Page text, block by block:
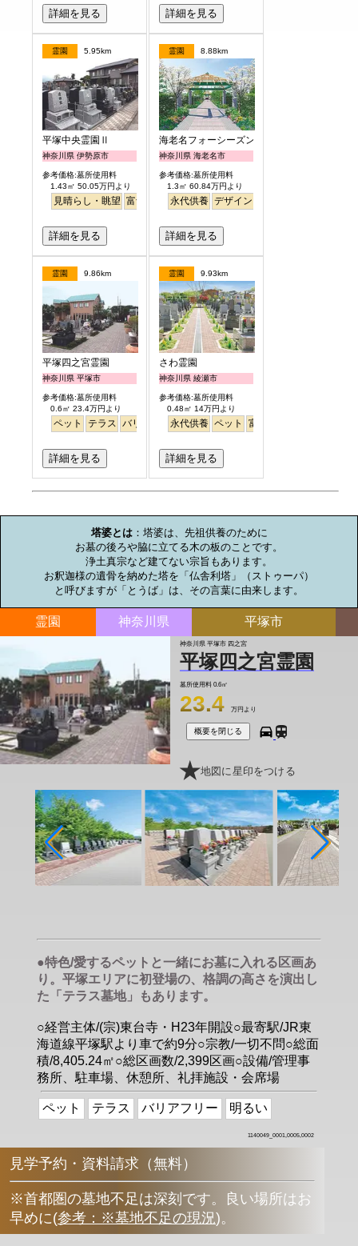
詳細を見る 詳細を見る
霊園 5.95km
平塚中央霊園Ⅱ
神奈川県 伊勢原市
参考価格:墓所使用料
1.43㎡ 50.05万円より
見晴らし・眺望 富士山 徒歩
詳細を見る
霊園 8.88km
海老名フォーシーズンメモリアル
神奈川県 海老名市
参考価格:墓所使用料
1.3㎡ 60.84万円より
永代供養 デザイン
詳細を見る
霊園 9.86km
平塚四之宮霊園
神奈川県 平塚市
参考価格:墓所使用料
0.6㎡ 23.4万円より
ペット テラス バリアフリー 明るい
詳細を見る
霊園 9.93km
さわ霊園
神奈川県 綾瀬市
参考価格:墓所使用料
0.48㎡ 14万円より
永代供養 ペット 富士山
詳細を見る
塔婆とは：塔婆は、先祖供養のために
お墓の後ろや脇に立てる木の板のことです。
浄土真宗など建てない宗旨もあります。
お釈迦様の遺骨を納めた塔を「仏舎利塔」（ストゥーパ）
と呼びますが「とうば」は、その言葉に由来します。
霊園 神奈川県 平塚市
神奈川県 平塚市 四之宮
平塚四之宮霊園
墓所使用料 0.6㎡
23.4 万円より
概要を閉じる
地図に星印をつける
●特色/愛するペットと一緒にお墓に入れる区画あ
り。平塚エリアに初登場の、格調の高さを演出し
た「テラス墓地」もあります。
○経営主体/(宗)東台寺・H23年開設○最寄駅/JR東
海道線平塚駅より車で約9分○宗教/一切不問○総面
積/8,405.24㎡○総区画数/2,399区画○設備/管理事
務所、駐車場、休憩所、礼拝施設・会席場
ペット テラス バリアフリー 明るい
1140049_0001,0005,0002
見学予約・資料請求（無料）
※首都圏の墓地不足は深刻です。良い場所はお
早めに(参考：※墓地不足の現況)。